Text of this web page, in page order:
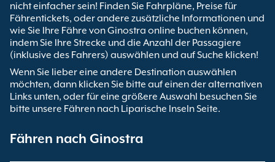
nicht einfacher sein! Finden Sie Fahrpläne, Preise für
Fährentickets, oder andere zusätzliche Informationen und
wie Sie Ihre Fähre von Ginostra online buchen können,
indem Sie Ihre Strecke und die Anzahl der Passagiere
(inklusive des Fahrers) auswählen und auf Suche klicken!
Wenn Sie lieber eine andere Destination auswählen
möchten, dann klicken Sie bitte auf einen der alternativen
Links unten, oder für eine größere Auswahl besuchen Sie
bitte unsere Fähren nach Liparische Inseln Seite.
Fähren nach Ginostra